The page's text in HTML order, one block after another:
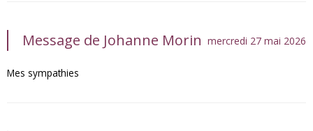
Message de Johanne Morin mercredi 27 mai 2026
Mes sympathies